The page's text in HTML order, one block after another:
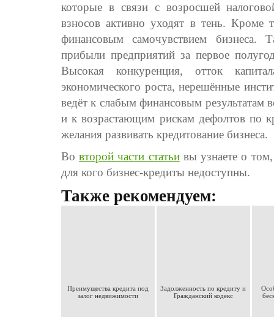
которые в связи с возросшей
взносов активно уходят в тень. Кроме
финансовым самочувствием бизнеса.
прибыли предприятий за первое
Высокая конкуренция, отток
экономического роста, нерешённые
ведёт к слабым финансовым результатам
и к возрастающим рискам дефолтов по
желания развивать кредитование бизнеса.
Вовторой части статьивы узнаете о том,
для кого бизнес-кредиты недоступны.
Также рекомендуем:
Преимущества кредита под
залог недвижимости
Задолженность по кредиту и
Гражданский кодекс